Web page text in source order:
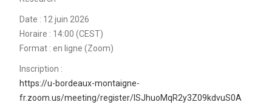
Date : 12 juin 2026
Horaire : 14:00 (CEST)
Format : en ligne (Zoom)
Inscription :
https://u-bordeaux-montaigne-
fr.zoom.us/meeting/register/lSJhuoMqR2y3Z09kdvuS0A